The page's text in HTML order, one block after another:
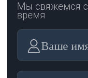
Мы свяжемся
время
Ваше